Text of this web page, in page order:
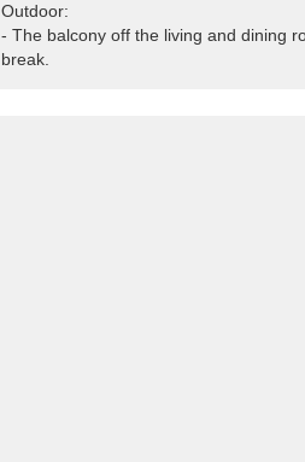
Outdoor:
- The balcony off the living and dining
break.